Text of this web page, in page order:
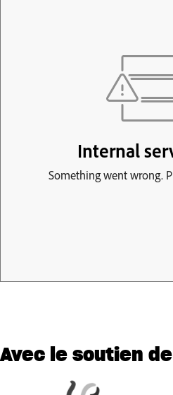
Avec le soutien de